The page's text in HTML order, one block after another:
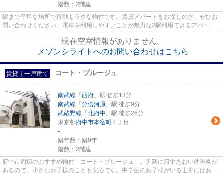
階数：2階建
駅まで平坦な場所で移動もラクな物件です。賃貸アパートをお探しの方、ぜひお
問い合わせください。電車を利用しやすいことが魅力な2駅利用できるアパート
現在空室情報がありません。
メゾンシライトへのお問い合わせはこちら
賃貸｜一戸建て コート・ブルージュ
南武線 「 西府 」駅 徒歩13分
南武線 「 分倍河原 」駅 徒歩9分
武蔵野線 「 北府中 」駅 徒歩26分
東京都府中市本宿町 ４丁目
-
築年数：築9年
階数：2階建
府中市周辺のおすすめ物件「コート・ブルージュ」。近隣に府中あおい幼稚園が
あるので、小さなお子様のことも安心です。中学生のお子様がいる世帯にはおす